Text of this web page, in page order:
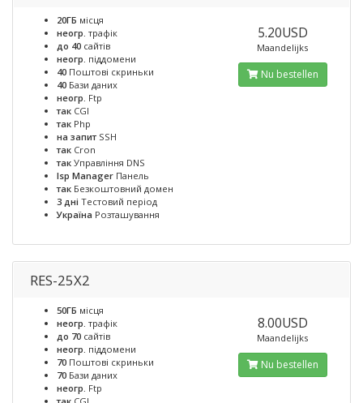
20ГБ місця
неогр. трафік
до 40 сайтів
неогр. піддомени
40 Поштові скриньки
40 Бази даних
неогр. Ftp
так CGI
так Php
на запит SSH
так Cron
так Управління DNS
Isp Manager Панель
так Безкоштовний домен
3 дні Тестовий період
Україна Розташування
5.20USD
Maandelijks
Nu bestellen
RES-25X2
50ГБ місця
неогр. трафік
до 70 сайтів
неогр. піддомени
70 Поштові скриньки
70 Бази даних
неогр. Ftp
8.00USD
Maandelijks
Nu bestellen